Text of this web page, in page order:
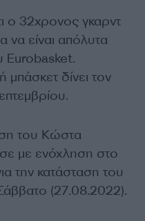
ο 32χρονος γκαρντ
να είναι απόλυτα
Eurobasket.
μπάσκετ δίνει τον
του Κώστα
με ενόχληση στο
την κατάσταση του
(27.08.2022).